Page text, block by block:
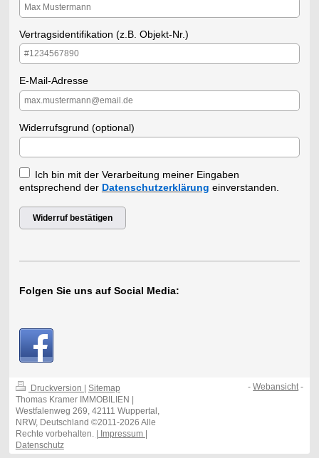
Vertragsidentifikation (z.B. Objekt-Nr.)
E-Mail-Adresse
Widerrufsgrund (optional)
Ich bin mit der Verarbeitung meiner Eingaben
entsprechend der Datenschutzerklärung einverstanden.
Widerruf bestätigen
Folgen Sie uns auf Social Media:
Druckversion | Sitemap
Thomas Kramer IMMOBILIEN |
Westfalenweg 269, 42111 Wuppertal,
NRW, Deutschland ©2011-2026 Alle
Rechte vorbehalten. | Impressum |
Datenschutz
-Webansicht -